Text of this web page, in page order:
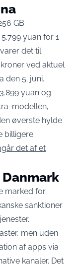
GB
yuan for 1
det til
ved aktuel
den 5. juni.
yuan og
modellen,
øverste hylde
billigere
det af et
marked for
sanktioner
men uden
af apps via
kanaler. Det